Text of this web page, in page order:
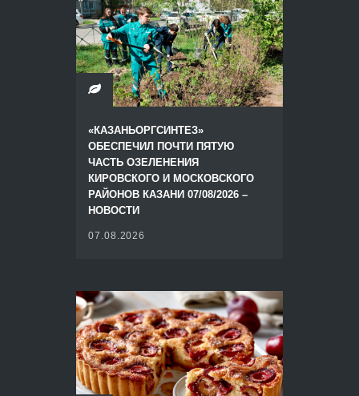
«КАЗАНЬОРГСИНТЕЗ»
ОБЕСПЕЧИЛ ПОЧТИ ПЯТУЮ
ЧАСТЬ ОЗЕЛЕНЕНИЯ
КИРОВСКОГО И МОСКОВСКОГО
РАЙОНОВ КАЗАНИ 07/08/2026 –
НОВОСТИ
07.08.2026